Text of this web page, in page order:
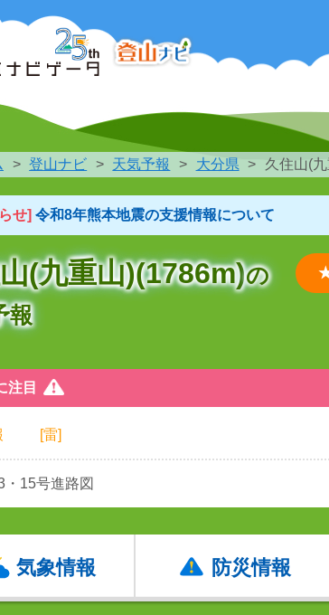
登山ナビ 天気予報 大分県 久住山(
せ] 令和8年熊本地震の支援情報について
(九重山)(1786m)の
報
★
注目
[雷]
・15号進路図
気象情報 防災情報